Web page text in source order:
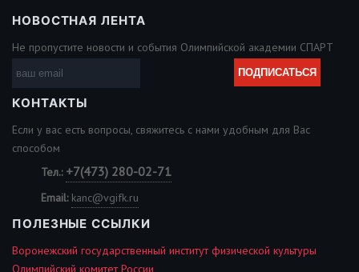
НОВОСТНАЯ ЛЕНТА
Не пропустите новости и события Олимпийской академии СПАРТ
КОНТАКТЫ
Если у вас есть вопросы, свяжитесь с нами удобным для Вас
способом
Тел.: +7(473) 280-02-71
Email: kanc@vgifk.ru
ПОЛЕЗНЫЕ ССЫЛКИ
Воронежский государственный институт физической культуры
Олимпийский комитет России